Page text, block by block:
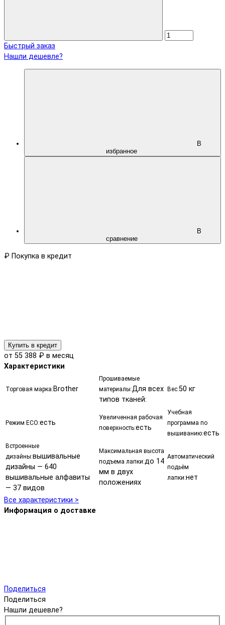
Быстрый заказ
Нашли дешевле?
В
избранное
В
сравнение
₽ Покупка в кредит
Купить в кредит
от 55 388 ₽ в месяц
Характеристики
Торговая марка: Brother
Прошиваемые
материалы:Для всех
типов тканей:
Вес:50 кг
Режим ECO:есть
Увеличенная рабочая
поверхность:есть
Учебная
программа по
вышиванию:есть
Встроенные
дизайны:вышивальные
дизайны — 640
вышивальные алфавиты
— 37 видов
Максимальная высота
подъема лапки:до 14
мм в двух
положениях
Автоматический
подьём
лапки:нет
Все характеристики >
Информация о доставке
Поделиться
Поделиться
Нашли дешевле?